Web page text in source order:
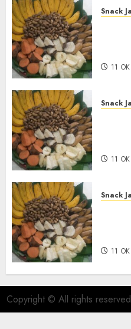
Snack
11
Snack
11
Snack
11
Copyright © All rights